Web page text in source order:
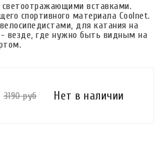
вставками.
спортивного материала Coolnet.
для катания на
- везде, где нужно быть видным на
3190 руб Нет в наличии